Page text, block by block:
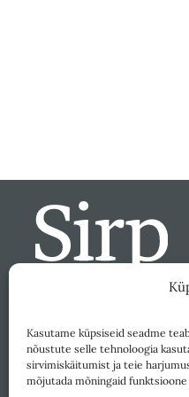
Kasutame küpsiseid seadme
nõustute selle tehnoloogia
sirvimiskäitumist ja teie
mõjutada mõningaid funktsioone